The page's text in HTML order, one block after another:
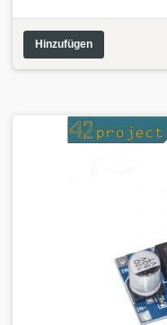
Hinzufügen